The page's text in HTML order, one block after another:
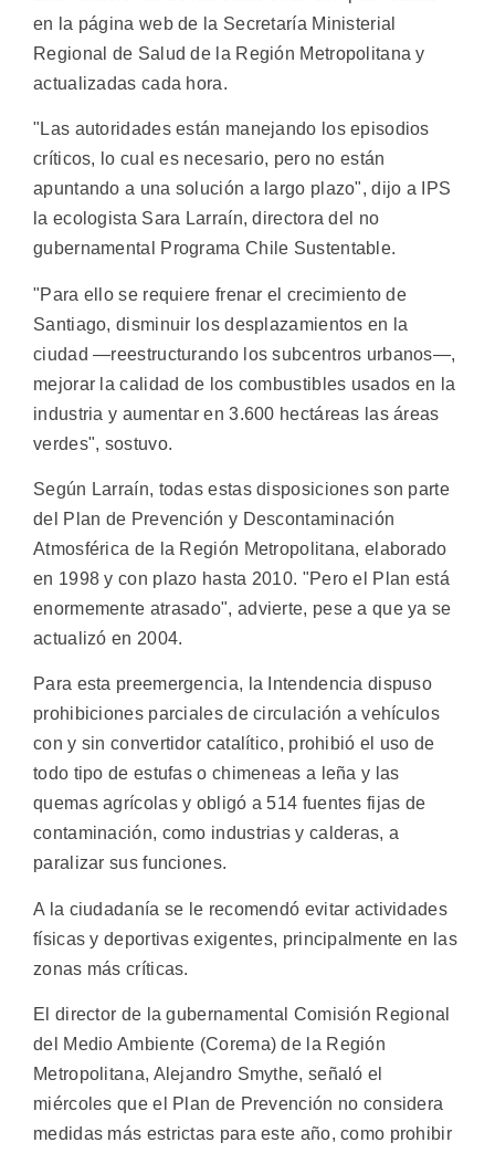
en la página web de la Secretaría Ministerial
Regional de Salud de la Región Metropolitana y
actualizadas cada hora.
"Las autoridades están manejando los episodios
críticos, lo cual es necesario, pero no están
apuntando a una solución a largo plazo", dijo a IPS
la ecologista Sara Larraín, directora del no
gubernamental Programa Chile Sustentable.
"Para ello se requiere frenar el crecimiento de
Santiago, disminuir los desplazamientos en la
ciudad —reestructurando los subcentros urbanos—,
mejorar la calidad de los combustibles usados en la
industria y aumentar en 3.600 hectáreas las áreas
verdes", sostuvo.
Según Larraín, todas estas disposiciones son parte
del Plan de Prevención y Descontaminación
Atmosférica de la Región Metropolitana, elaborado
en 1998 y con plazo hasta 2010. "Pero el Plan está
enormemente atrasado", advierte, pese a que ya se
actualizó en 2004.
Para esta preemergencia, la Intendencia dispuso
prohibiciones parciales de circulación a vehículos
con y sin convertidor catalítico, prohibió el uso de
todo tipo de estufas o chimeneas a leña y las
quemas agrícolas y obligó a 514 fuentes fijas de
contaminación, como industrias y calderas, a
paralizar sus funciones.
A la ciudadanía se le recomendó evitar actividades
físicas y deportivas exigentes, principalmente en las
zonas más críticas.
El director de la gubernamental Comisión Regional
del Medio Ambiente (Corema) de la Región
Metropolitana, Alejandro Smythe, señaló el
miércoles que el Plan de Prevención no considera
medidas más estrictas para este año, como prohibir